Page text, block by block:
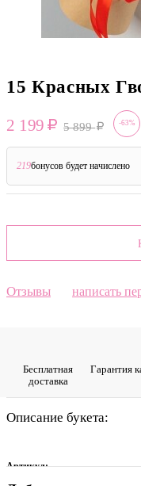
15 Красных
2 199 5 899 -63%
219бонусов будет начислено
Отзывы написать
Бесплатная
доставка
Гарантия
Описание букета:
Артикул: